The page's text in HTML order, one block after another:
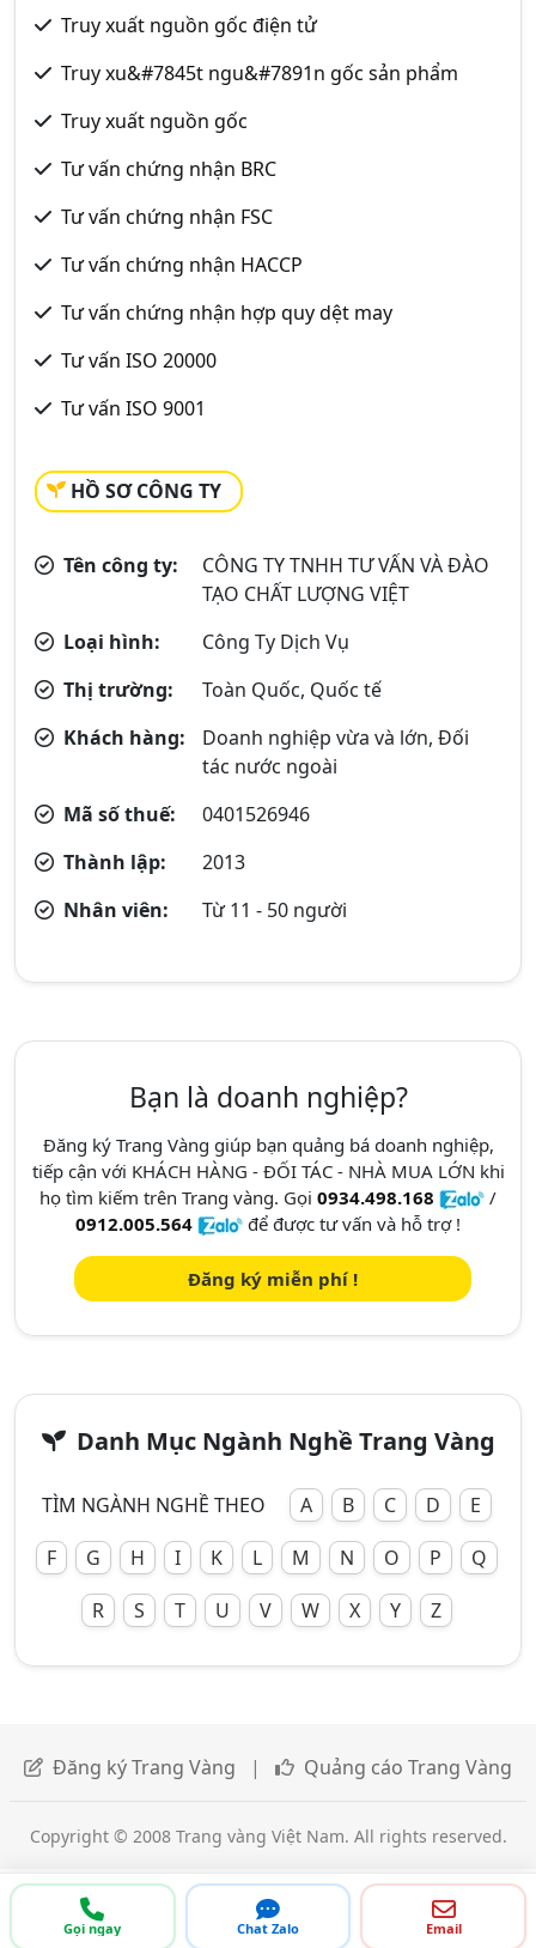
Truy xuất nguồn gốc điện tử
Truy xu&#7845t ngu&#7891n gốc sản phẩm
Truy xuất nguồn gốc
Tư vấn chứng nhận BRC
Tư vấn chứng nhận FSC
Tư vấn chứng nhận HACCP
Tư vấn chứng nhận hợp quy dệt may
Tư vấn ISO 20000
Tư vấn ISO 9001
HỒ SƠ CÔNG TY
Tên công ty:
CÔNG TY TNHH TƯ VẤN VÀ ĐÀO
TẠO CHẤT LƯỢNG VIỆT
Loại hình:
Công Ty Dịch Vụ
Thị trường:
Toàn Quốc, Quốc tế
Khách hàng:
Doanh nghiệp vừa và lớn, Đối
tác nước ngoài
Mã số thuế:
0401526946
Thành lập:
2013
Nhân viên:
Từ 11 - 50 người
Gọi ngay Chat Zalo Email
Bạn là doanh nghiệp?
Đăng ký Trang Vàng giúp bạn quảng bá doanh nghiệp,
tiếp cận với KHÁCH HÀNG - ĐỐI TÁC - NHÀ MUA LỚN khi
họ tìm kiếm trên Trang vàng. Gọi 0934.498.168
/
0912.005.564
để được tư vấn và hỗ trợ !
Đăng ký miễn phí !
Danh Mục Ngành Nghề Trang Vàng
TÌM NGÀNH NGHỀ THEO A B C D
E
F
G H I K L M N O P
Q
R
S T U V W X Y Z
Đăng ký Trang Vàng | Quảng cáo Trang Vàng
Copyright © 2008 Trang vàng Việt Nam. All rights reserved.